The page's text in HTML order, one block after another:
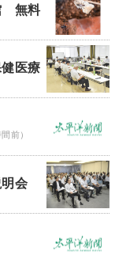
無料
医療
間前）
会